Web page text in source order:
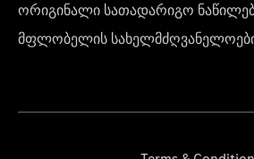
ორიგინალი სათადარიგო
მფლობელის